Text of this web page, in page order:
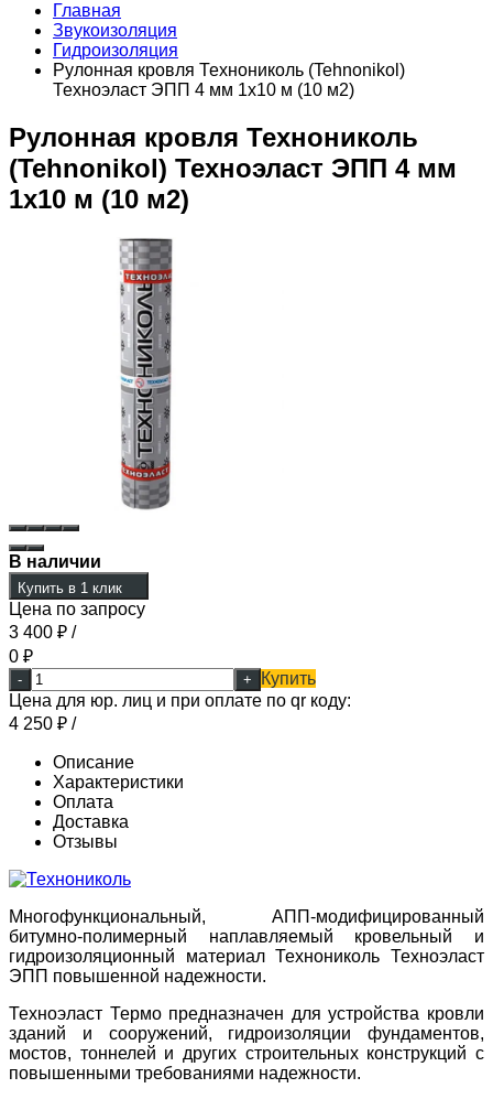
Главная
Звукоизоляция
Гидроизоляция
Рулонная кровля Технониколь (Tehnonikol)
Техноэласт ЭПП 4 мм 1х10 м (10 м2)
Рулонная кровля Технониколь
(Tehnonikol) Техноэласт ЭПП 4 мм
1х10 м (10 м2)
В наличии
Купить в 1 клик
Цена по запросу
3 400 ₽ /
0 ₽
- +
Купить
Цена для юр. лиц и при оплате по qr коду:
4 250 ₽ /
Описание
Характеристики
Оплата
Доставка
Отзывы
Многофункциональный, АПП-модифицированный
битумно-полимерный наплавляемый кровельный и
гидроизоляционный материал Технониколь Техноэласт
ЭПП повышенной надежности.
Техноэласт Термо предназначен для устройства кровли
зданий и сооружений, гидроизоляции фундаментов,
мостов, тоннелей и других строительных конструкций с
повышенными требованиями надежности.